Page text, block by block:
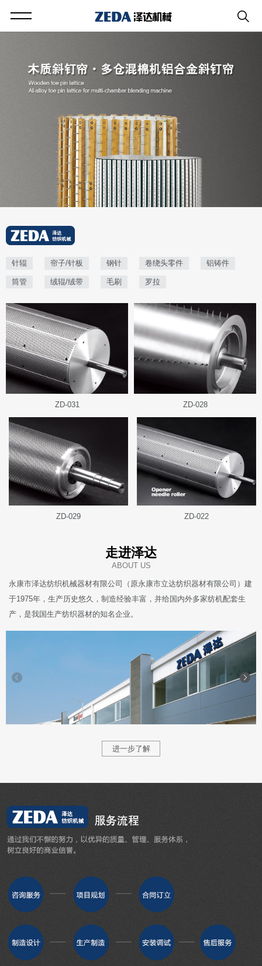
针辊 帘子/针板 钢针 卷绕头零件 铝铸件
筒管 绒辊/绒带 毛刷 罗拉
ZD-031
ZD-029
ZD-028
ZD-022
走进泽达
ABOUT US
永康市泽达纺织机械器材有限公司（原永康市立达纺织器材有限公司）建
于1975年，生产历史悠久，制造经验丰富，并给国内外多家纺机配套生
产，是我国生产纺织器材的知名企业。
进一步了解